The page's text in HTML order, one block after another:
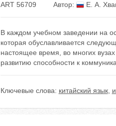
ART 56709 Автор: Е. А.
В каждом учебном заведении на
которая обуславливается
настоящее время, во многих
развитию способности к
Ключевые слова: китайский язык,